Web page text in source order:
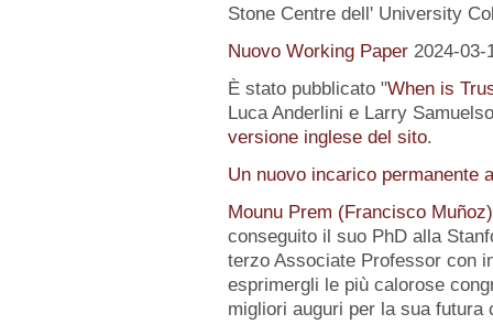
Stone Centre dell' University
Nuovo Working Paper 2024-03-
È stato pubblicato "When is
Luca Anderlini e Larry
versione inglese del sito.
Un nuovo incarico permanente
Mounu Prem (Francisco Muñoz)
conseguito il suo PhD alla
terzo Associate Professor con
esprimergli le più calorose
migliori auguri per la sua futura